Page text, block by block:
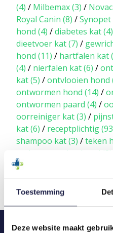
Toestemming
Deze website maakt
(4) / Milbemax(3) /
Royal Canin (8) /Synopet
hond (4) /diabetes kat(4)
dieetvoer kat(7) /
hond (11) / hartfalen kat
(4) / nierfalen kat(6) /
kat(5) /ontvlooien hond
ontwormen hond (14) /
ontwormen paard (4) /
oorreiniger kat(3) /
kat(6) / receptplichtig
shampoo kat(3) /teken
vachtverzorging hond (3)
/verzorging hond
kat(3)/vrij verkrijgbaar